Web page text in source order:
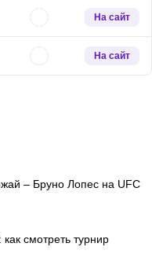
На сайт
На сайт
– Бруно Лопес на UFC
смотреть турнир